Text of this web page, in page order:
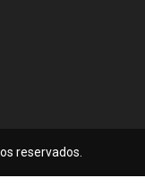
reservados.